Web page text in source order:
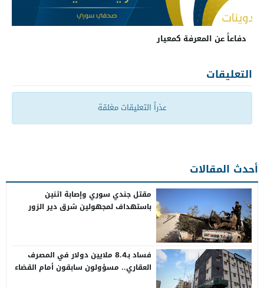
دفاعاً عن المعرفة كمعيار
التعليقات
عذراً التعليقات مغلقة
أحدث المقالات
مقتل جندي سوري وإصابة اثنين
باستهداف لمجهولين شرق دير الزور
فساد بـ8.4 ملايين دولار في المصرف
العقاري.. مسؤولون سابقون أمام القضاء